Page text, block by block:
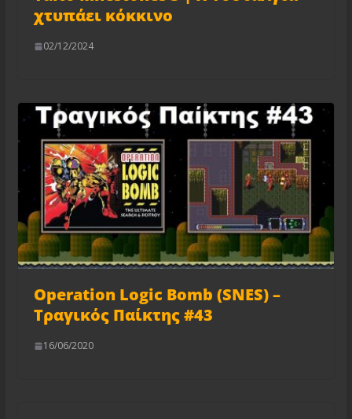
χτυπάει κόκκινο
02/12/2024
Operation Logic Bomb (SNES) –
Τραγικός Παίκτης #43
16/06/2020